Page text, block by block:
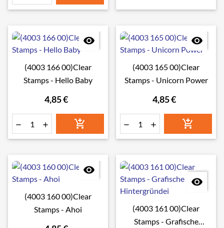

(4003 166 00)Clear
Stamps - Hello Baby
4,85 €
  

(4003 165 00)Clear
Stamps - Unicorn Power
4,85 €
  

(4003 160 00)Clear
Stamps - Ahoi

(4003 161 00)Clear
Stamps - Grafische